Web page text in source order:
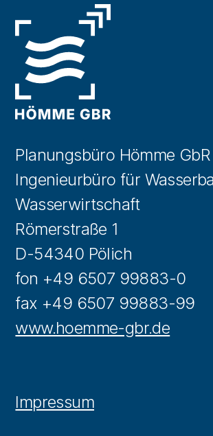
Planungsbüro Hömme GbR
Ingenieurbüro für
Wasserwirtschaft
Römerstraße 1
D-54340 Pölich
fon +49 6507 99883-0
fax +49 6507 99883-99
www.hoemme-gbr.de
Impressum